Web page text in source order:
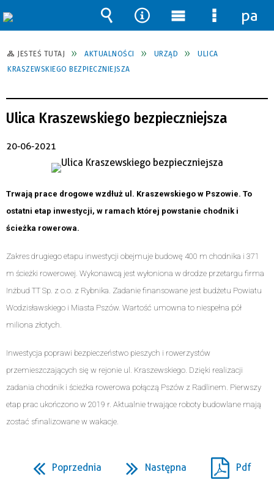
JESTEŚ TUTAJ AKTUALNOŚCI URZĄD
ULICA
KRASZEWSKIEGO BEZPIECZNIEJSZA
Ulica Kraszewskiego bezpieczniejsza
20-06-2021
Trwają prace drogowe wzdłuż ul. Kraszewskiego w Pszowie. To
ostatni etap inwestycji, w ramach której powstanie chodnik i
ścieżka rowerowa.
Zakres drugiego etapu inwestycji obejmuje budowę 400 m chodnika i 371
m ścieżki rowerowej. Wykonawcą jest wyłoniona w drodze przetargu firma
Inżbud TT Sp. z o.o. z Rybnika. Zadanie finansowane jest budżetu Powiatu
Wodzisławskiego i Miasta Pszów. Wartość umowna to niespełna pół
miliona złotych.
Inwestycja poprawi bezpieczeństwo pieszych i rowerzystów
przemieszczających się w rejonie ul. Kraszewskiego. Dzięki realizacji
zadania chodnik i ścieżka rowerowa połączą Pszów z Radlinem. Pierwszy
etap prac ukończono w 2019 r. Aktualnie trwające roboty budowlane mają
zostać sfinalizowane w wakacje.
Poprzednia Następna Pdf
Wyszukiwarka
Narzędzia
Menu
główne
Menu